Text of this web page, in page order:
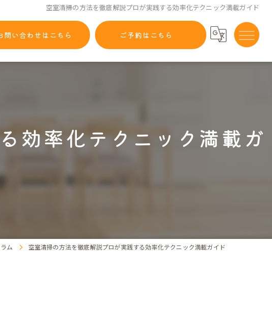
空室清掃の方法を徹底解説プロが実践する効率化テクニック満載ガイド
問い合わせはこちら ご予約はこちら
効率化テクニック満載ガ
ム 空室清掃の方法を徹底解説プロが実践する効率化テクニック満載ガイド